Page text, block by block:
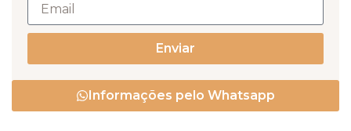
Enviar
Informações pelo Whatsapp